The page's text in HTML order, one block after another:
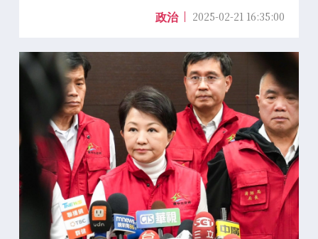
政治 2025-02-21 16:35:00